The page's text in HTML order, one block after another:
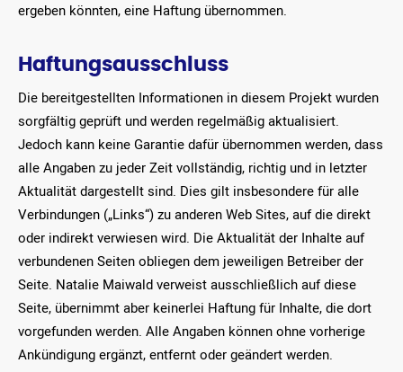
ergeben könnten, eine Haftung übernommen.
Haftungsausschluss
Die bereitgestellten Informationen in diesem Projekt wurden
sorgfältig geprüft und werden regelmäßig aktualisiert.
Jedoch kann keine Garantie dafür übernommen werden, dass
alle Angaben zu jeder Zeit vollständig, richtig und in letzter
Aktualität dargestellt sind. Dies gilt insbesondere für alle
Verbindungen („Links“) zu anderen Web Sites, auf die direkt
oder indirekt verwiesen wird. Die Aktualität der Inhalte auf
verbundenen Seiten obliegen dem jeweiligen Betreiber der
Seite. Natalie Maiwald verweist ausschließlich auf diese
Seite, übernimmt aber keinerlei Haftung für Inhalte, die dort
vorgefunden werden. Alle Angaben können ohne vorherige
Ankündigung ergänzt, entfernt oder geändert werden.